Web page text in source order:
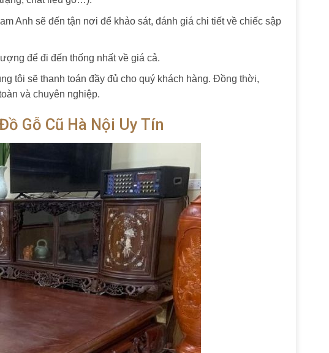
Anh sẽ đến tận nơi để khảo sát, đánh giá chi tiết về chiếc sập
để đi đến thống nhất về giá cả.
tôi sẽ thanh toán đầy đủ cho quý khách hàng. Đồng thời,
và chuyên nghiệp.
Gỗ Cũ Hà Nội Uy Tín